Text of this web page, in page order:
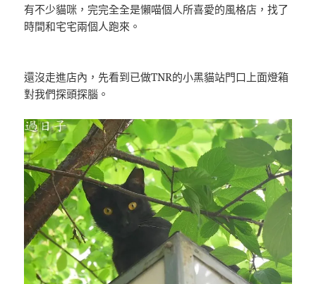
有不少貓咪，完完全全是懶喵個人所喜愛的風格店，找了
時間和宅宅兩個人跑來。
還沒走進店內，先看到已做TNR的小黑貓站門口上面燈箱
對我們探頭探腦。